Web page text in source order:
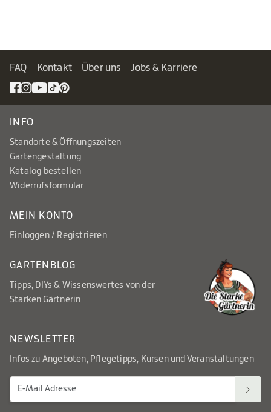
FAQ Kontakt Über uns Jobs & Karriere
INFO
Standorte & Öffnungszeiten
Gartengestaltung
Katalog bestellen
Widerrufsformular
MEIN KONTO
Einloggen / Registrieren
GARTENBLOG
Tipps, DIYs & Wissenswertes von der
Starken Gärtnerin
NEWSLETTER
Infos zu Angeboten, Pflegetipps, Kursen und Veranstaltungen